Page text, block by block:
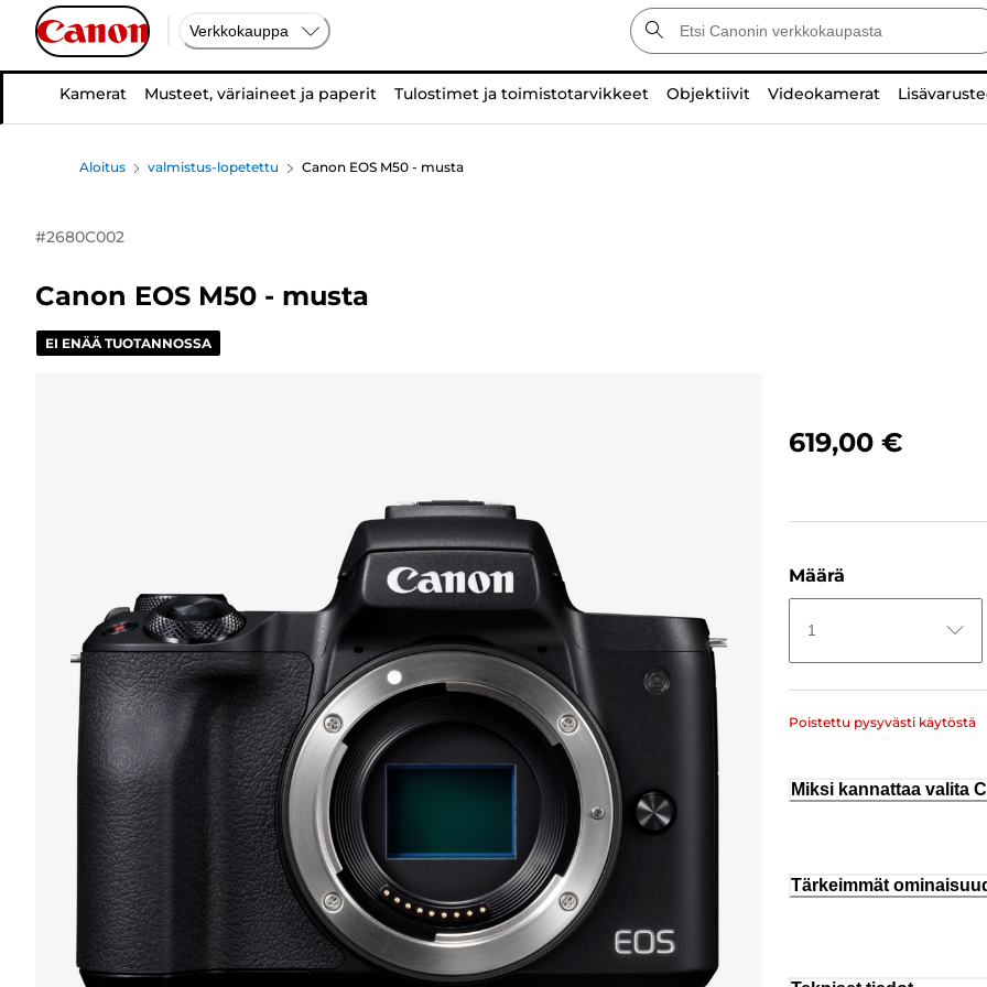
Verkkokauppa
Kamerat Musteet, väriaineet ja paperit Tulostimet ja toimistotarvikkeet Objektiivit Videokamerat
Aloitus valmistus-lopetettu Canon EOS M50 - musta
#2680C002
Canon EOS M50 - musta
EI ENÄÄ TUOTANNOSSA
619,00 €
Määrä
1
Poistettu pysyvästi käytöstä
Miksi kannattaa valita
Tärkeimmät